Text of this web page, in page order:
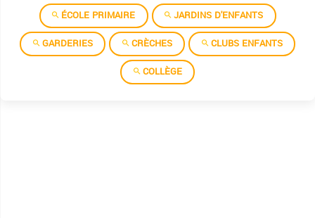
ÉCOLE PRIMAIRE
JARDINS D'ENFANTS
GARDERIES
CRÈCHES
CLUBS ENFANTS
COLLÈGE